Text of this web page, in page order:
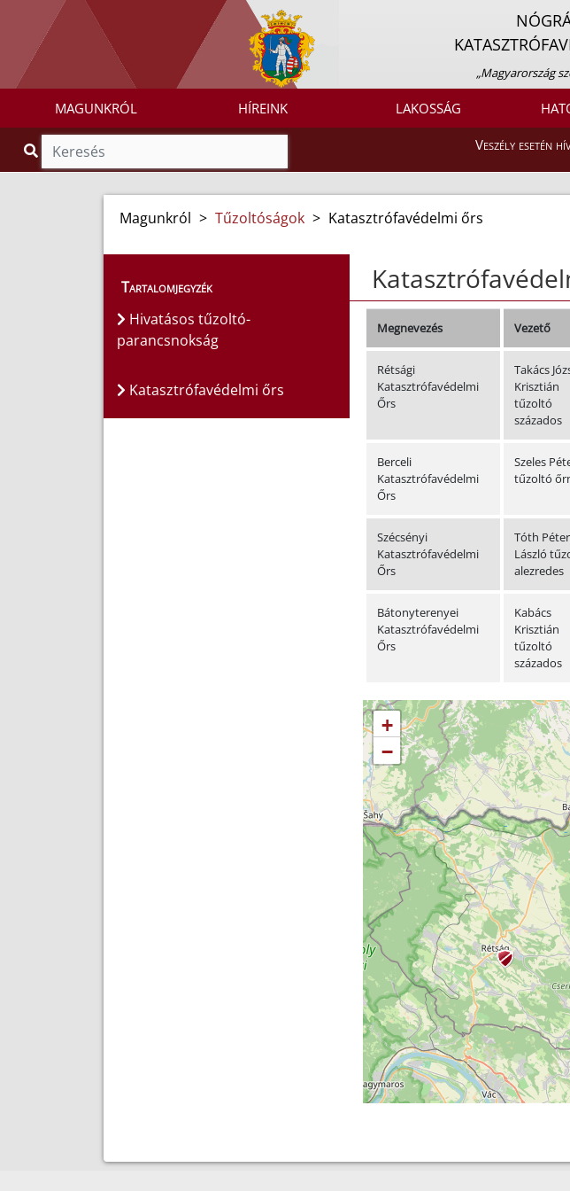
„Magyarország
MAGUNKRÓL HÍREINK LAKOSSÁG
Veszély esetén
Magunkról > Tűzoltóságok > Katasztrófavédelmi őrs
Tartalomjegyzék
Hivatásos tűzoltó-
parancsnokság
Katasztrófavédelmi őrs
Megnevezés Vezető
Rétsági
Katasztrófavédelmi
Őrs
Takács
Krisztián
tűzoltó
százados
Berceli
Katasztrófavédelmi
Őrs
Szeles
tűzoltó
Szécsényi
Katasztrófavédelmi
Őrs
Tóth Péter
László
alezredes
Bátonyterenyei
Katasztrófavédelmi
Őrs
Kabács
Krisztián
tűzoltó
százados
+
−